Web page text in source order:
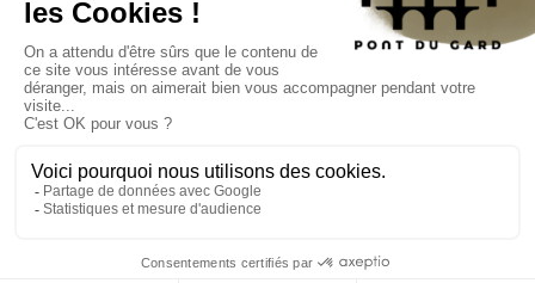
PRAKTISCHE INFOS
Öffnungszeiten
Zugang
Preise & Abonnements
Kontakt
SPEZIALBEREICHE
Tourismusfachmann/-frau &
Lehrer & Schulklasse
ÖFFENTLICHE
EINRICHTUNG